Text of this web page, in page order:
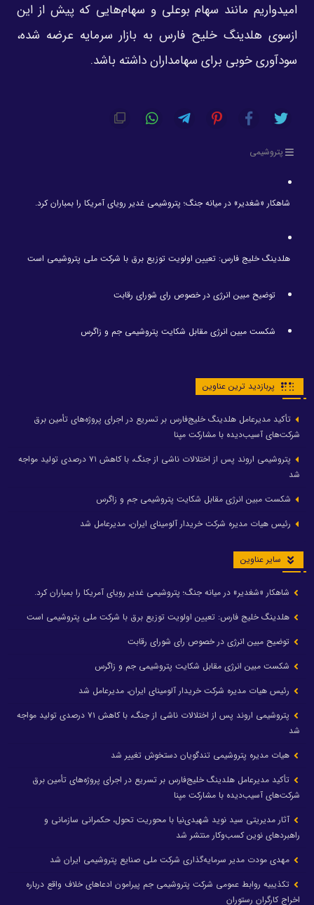
امیدواریم مانند سهام بوعلی و سهام‌هایی که ‌پیش از این
ازسوی هلدینگ خلیح فارس به بازار سرمایه عرضه شده،
سودآوری خوبی برای سهامداران ‌داشته باشد. ‌
پتروشیمی
شاهکار «شغدیر» در میانه جنگ؛ پتروشیمی غدیر رویای آمریکا را بمباران کرد.
هلدینگ خلیج فارس: تعیین اولویت توزیع برق با شرکت ملی پتروشیمی است
توضیح مبین انرژی در خصوص رای شورای رقابت
شکست مبین انرژی مقابل شکایت پتروشیمی جم و زاگرس
پربازدید ترین عناوین
تأکید مدیرعامل هلدینگ خلیج‌فارس بر تسریع در اجرای پروژه‌های تأمین برق
شرکت‌های آسیب‌دیده با مشارکت مپنا
پتروشیمی اروند پس از اختلالات ناشی از جنگ، با کاهش ۷۱ درصدی تولید مواجه
شد
شکست مبین انرژی مقابل شکایت پتروشیمی جم و زاگرس
رئیس هیات مدیره شرکت خریدار آلومینای ایران، مدیرعامل شد
سایر عناوین
شاهکار «شغدیر» در میانه جنگ؛ پتروشیمی غدیر رویای آمریکا را بمباران کرد.
هلدینگ خلیج فارس: تعیین اولویت توزیع برق با شرکت ملی پتروشیمی است
توضیح مبین انرژی در خصوص رای شورای رقابت
شکست مبین انرژی مقابل شکایت پتروشیمی جم و زاگرس
رئیس هیات مدیره شرکت خریدار آلومینای ایران، مدیرعامل شد
پتروشیمی اروند پس از اختلالات ناشی از جنگ، با کاهش ۷۱ درصدی تولید مواجه
شد
هیات مدیره پتروشیمی تندگویان دستخوش تغییر شد
تأکید مدیرعامل هلدینگ خلیج‌فارس بر تسریع در اجرای پروژه‌های تأمین برق
شرکت‌های آسیب‌دیده با مشارکت مپنا
آثار مدیریتی سید نوید شهیدی‌نیا با محوریت تحول، حکمرانی سازمانی و
راهبردهای نوین کسب‌وکار منتشر شد
مهدی مودت مدیر سرمایه‌گذاری شرکت ملی صنایع پتروشیمی ایران شد
تکذیبیه روابط عمومی شرکت پتروشیمی جم پیرامون ادعاهای خلاف واقع درباره
اخراج کارگران رستوران